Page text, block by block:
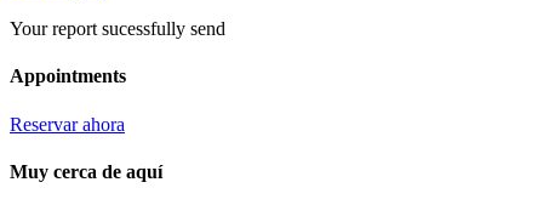
Your report sucessfully send
Appointments
Reservar ahora
Muy cerca de aquí